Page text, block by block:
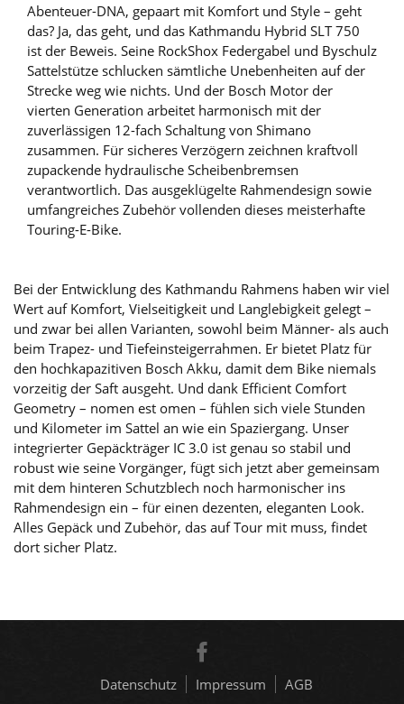
Abenteuer-DNA, gepaart mit Komfort und Style – geht
das? Ja, das geht, und das Kathmandu Hybrid SLT 750
ist der Beweis. Seine RockShox Federgabel und Byschulz
Sattelstütze schlucken sämtliche Unebenheiten auf der
Strecke weg wie nichts. Und der Bosch Motor der
vierten Generation arbeitet harmonisch mit der
zuverlässigen 12-fach Schaltung von Shimano
zusammen. Für sicheres Verzögern zeichnen kraftvoll
zupackende hydraulische Scheibenbremsen
verantwortlich. Das ausgeklügelte Rahmendesign sowie
umfangreiches Zubehör vollenden dieses meisterhafte
Touring-E-Bike.
Bei der Entwicklung des Kathmandu Rahmens haben wir viel
Wert auf Komfort, Vielseitigkeit und Langlebigkeit gelegt –
und zwar bei allen Varianten, sowohl beim Männer- als auch
beim Trapez- und Tiefeinsteigerrahmen. Er bietet Platz für
den hochkapazitiven Bosch Akku, damit dem Bike niemals
vorzeitig der Saft ausgeht. Und dank Efficient Comfort
Geometry – nomen est omen – fühlen sich viele Stunden
und Kilometer im Sattel an wie ein Spaziergang. Unser
integrierter Gepäckträger IC 3.0 ist genau so stabil und
robust wie seine Vorgänger, fügt sich jetzt aber gemeinsam
mit dem hinteren Schutzblech noch harmonischer ins
Rahmendesign ein – für einen dezenten, eleganten Look.
Alles Gepäck und Zubehör, das auf Tour mit muss, findet
dort sicher Platz.
Datenschutz Impressum AGB